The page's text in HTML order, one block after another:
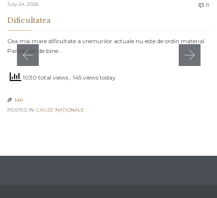
July 24, 2026  8
Dificultatea
Cea mai mare dificultate a vremurilor actuale nu este de ordin material.
Paradoxal, de bine…
1030 total views , 145 views today
 MR
POSTED IN: CAUZE NAŢIONALE